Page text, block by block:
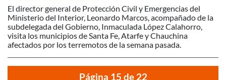
El director general de Protección Civil y Emergencias del
Ministerio del Interior, Leonardo Marcos, acompañado de la
subdelegada del Gobierno, Inmaculada López Calahorro,
visita los municipios de Santa Fe, Atarfe y Chauchina
afectados por los terremotos de la semana pasada.
Página 15 de 22